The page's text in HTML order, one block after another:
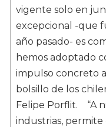
vigente solo en
excepcional -que
año pasado- es
hemos adoptado
impulso concreto
bolsillo de los
Felipe Porflit. “A
industrias,